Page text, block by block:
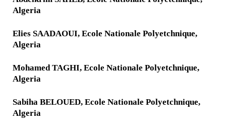
Algeria
Elies SAADAOUI, Ecole Nationale Polyetchnique,
Algeria
Mohamed TAGHI, Ecole Nationale Polyetchnique,
Algeria
Sabiha BELOUED, Ecole Nationale Polyetchnique,
Algeria